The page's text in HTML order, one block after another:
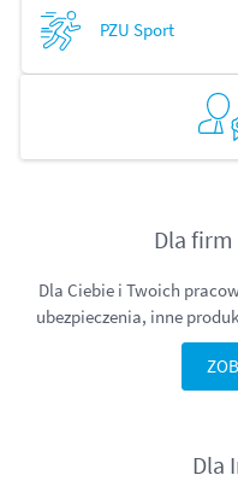
PZU Sport
Dla
Dla Ciebie i Twoich
ubezpieczenia, inne
Dla